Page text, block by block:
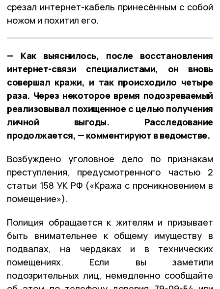
срезал интернет-кабель принесённым с собой
ножом и похитил его.
— Как выяснилось, после восстановления
интернет-связи специалистами, он вновь
совершал кражи, и так происходило четыре
раза. Через некоторое время подозреваемый
реализовывал похищенное с целью получения
личной выгоды. Расследование
продолжается, — комментируют в ведомстве.
Возбуждено уголовное дело по признакам
преступления, предусмотренного частью 2
статьи 158 УК РФ («Кража с проникновением в
помещение»).
Полиция обращается к жителям и призывает
быть внимательнее к общему имуществу в
подвалах, на чердаках и в технических
помещениях. Если вы заметили
подозрительных лиц, немедленно сообщайте